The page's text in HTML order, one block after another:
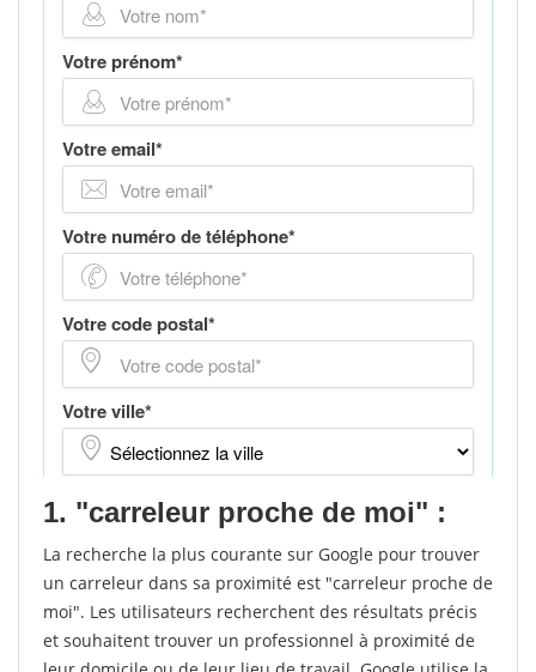
1. "carreleur proche de moi" :
La recherche la plus courante sur Google pour trouver
un carreleur dans sa proximité est "carreleur proche de
moi". Les utilisateurs recherchent des résultats précis
et souhaitent trouver un professionnel à proximité de